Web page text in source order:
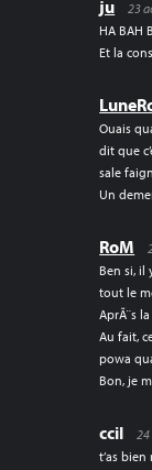
ju
23
HA BAH
Et la
Ouais
dit que
sale
Un
RoM
Ben si,
tout le
AprÃ¨s
Au fait,
powa
Bon, je
ccil
t’as bien